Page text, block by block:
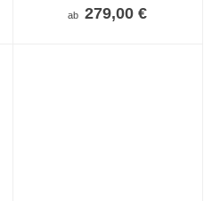
ab 279,00 €